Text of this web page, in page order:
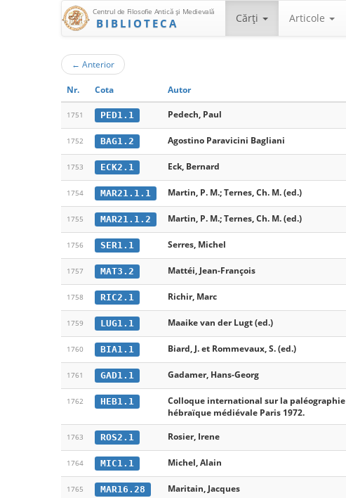
Centrul de Filosofie Antică şi Medievală
BIBLIOTECA Cărţi Articole
← Anterior
Nr. Cota Autor
1751 PED1.1 Pedech, Paul
1752 BAG1.2 Agostino Paravicini Bagliani
1753 ECK2.1 Eck, Bernard
1754 MAR21.1.1 Martin, P. M.; Ternes, Ch. M. (ed.)
1755 MAR21.1.2 Martin, P. M.; Ternes, Ch. M. (ed.)
1756 SER1.1 Serres, Michel
1757 MAT3.2 Mattéi, Jean-François
1758 RIC2.1 Richir, Marc
1759 LUG1.1 Maaike van der Lugt (ed.)
1760 BIA1.1 Biard, J. et Rommevaux, S. (ed.)
1761 GAD1.1 Gadamer, Hans-Georg
1762 HEB1.1
Colloque international sur la paléographie
hébraïque médiévale Paris 1972.
1763 ROS2.1 Rosier, Irene
1764 MIC1.1 Michel, Alain
1765 MAR16.28 Maritain, Jacques